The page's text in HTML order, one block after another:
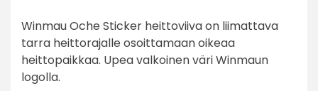
Winmau Oche Sticker heittoviiva on liimattava
tarra heittorajalle osoittamaan oikeaa
heittopaikkaa. Upea valkoinen väri Winmaun
logolla.